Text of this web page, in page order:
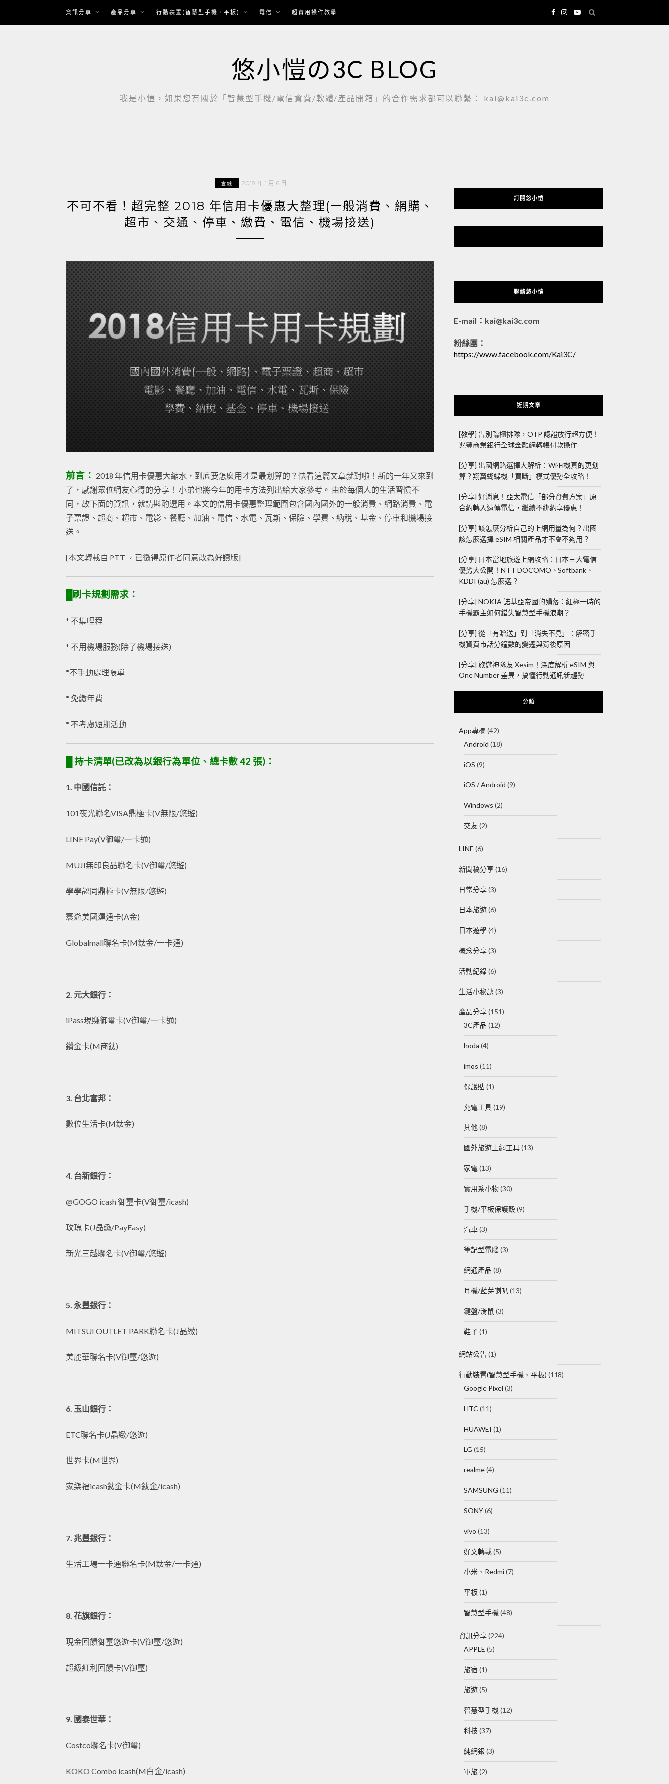
content
資訊分享 產品分享 行動裝置(智慧型手機、平板) 電信 超實用操作教學
悠小愷の3C BLOG
我是小愷，如果您有關於「智慧型手機/電信資費/軟體/產品開箱」的合作需求都可以聯繫： kai@kai3c.com
金融 2018 年 1 月 6 日
不可不看！超完整 2018 年信用卡優惠大整理(一般消費、網購、
超市、交通、停車、繳費、電信、機場接送)
前言： 2018 年信用卡優惠大縮水，到底要怎麼用才是最划算的？快看這篇文章就對啦！新的一年又來到
了，感謝眾位網友心得的分享！ 小弟也將今年的用卡方法列出給大家參考。 由於每個人的生活習慣不
同，故下面的資訊，就請斟酌選用。本文的信用卡優惠整理範圍包含國內國外的一般消費、網路消費、電
子票證、超商、超市、電影、餐廳、加油、電信、水電、瓦斯、保險、學費、納稅、基金、停車和機場接
送。
[本文轉載自 PTT ，已徵得原作者同意改為好讀版]
█刷卡規劃需求：
* 不集哩程
* 不用機場服務(除了機場接送)
*不手動處理帳單
* 免繳年費
* 不考慮短期活動
█ 持卡清單(已改為以銀行為單位、總卡數 42 張) ：
1. 中國信託：
101夜光聯名VISA鼎極卡(V無限/悠遊)
LINE Pay(V御璽/一卡通)
MUJI無印良品聯名卡(V御璽/悠遊)
學學認同鼎極卡(V無限/悠遊)
寰遊美國運通卡(A金)
Globalmall聯名卡(M鈦金/一卡通)
2. 元大銀行：
iPass現賺御璽卡(V御璽/一卡通)
鑽金卡(M商鈦)
3. 台北富邦：
數位生活卡(M鈦金)
4. 台新銀行：
@GOGO icash 御璽卡(V御璽/icash)
玫瑰卡(J晶緻/PayEasy)
新光三越聯名卡(V御璽/悠遊)
5. 永豐銀行：
MITSUI OUTLET PARK聯名卡(J晶緻)
美麗華聯名卡(V御璽/悠遊)
6. 玉山銀行：
ETC聯名卡(J晶緻/悠遊)
世界卡(M世界)
家樂福icash鈦金卡(M鈦金/icash)
7. 兆豐銀行：
生活工場一卡通聯名卡(M鈦金/一卡通)
8. 花旗銀行：
現金回饋御璽悠遊卡(V御璽/悠遊)
超級紅利回饋卡(V御璽)
9. 國泰世華：
Costco聯名卡(V御璽)
KOKO Combo icash(M白金/icash)
訂閱悠小愷
聯絡悠小愷
E-mail：kai@kai3c.com
粉絲團：
https://www.facebook.com/Kai3C/
近期文章
[教學] 告別臨櫃排隊，OTP 認證放行超方便！
兆豐商業銀行全球金融網轉帳付款操作
[分享] 出國網路選擇大解析：Wi-Fi機真的更划
算？翔翼蝴蝶機「買斷」模式優勢全攻略！
[分享] 好消息！亞太電信「部分資費方案」原
合約轉入遠傳電信，繼續不綁約享優惠！
[分享] 該怎麼分析自己的上網用量為何？出國
該怎麼選擇 eSIM 相關產品才不會不夠用？
[分享] 日本當地旅遊上網攻略：日本三大電信
優劣大公開！NTT DOCOMO、Softbank、
KDDI (au) 怎麼選？
[分享] NOKIA 諾基亞帝國的殞落：紅極一時的
手機霸主如何錯失智慧型手機浪潮？
[分享] 從「有贈送」到「消失不見」：解密手
機資費市話分鐘數的變遷與背後原因
[分享] 旅遊神隊友 Xesim！深度解析 eSIM 與
One Number 差異，搞懂行動通訊新趨勢
分類
App專欄 (42)
Android (18)
iOS (9)
iOS / Android (9)
Windows (2)
交友 (2)
LINE (6)
新聞稿分享(16)
日常分享(3)
日本旅遊(6)
日本遊學(4)
概念分享(3)
活動紀錄(6)
生活小秘訣(3)
產品分享(151)
3C產品 (12)
hoda (4)
imos (11)
保護貼(1)
充電工具(19)
其他 (8)
國外旅遊上網工具(13)
家電 (13)
實用系小物(30)
手機/平板保護殼(9)
汽車 (3)
筆記型電腦(3)
網通產品 (8)
耳機/藍芽喇叭 (13)
鍵盤/滑鼠 (3)
鞋子(1)
網站公告(1)
行動裝置(智慧型手機、平板) (118)
Google Pixel (3)
HTC (11)
HUAWEI (1)
LG (15)
realme(4)
SAMSUNG (11)
SONY(6)
vivo (13)
好文轉載(5)
小米、Redmi(7)
平板(1)
智慧型手機 (48)
資訊分享(224)
APPLE (5)
旅宿 (1)
旅遊(5)
智慧型手機 (12)
科技 (37)
純網銀 (3)
軍旅(2)